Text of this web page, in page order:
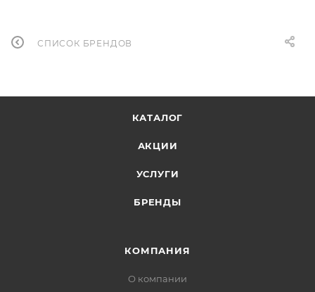
СПИСОК БРЕНДОВ
КАТАЛОГ
АКЦИИ
УСЛУГИ
БРЕНДЫ
КОМПАНИЯ
О компании